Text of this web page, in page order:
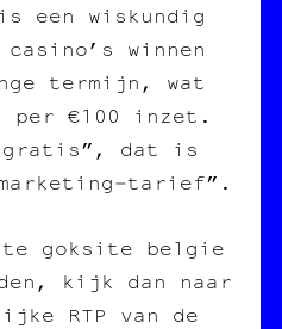
een wiskundig
winnen
termijn, wat
per €100 inzet.
dat is
goksite belgie
kijk dan naar
RTP van de